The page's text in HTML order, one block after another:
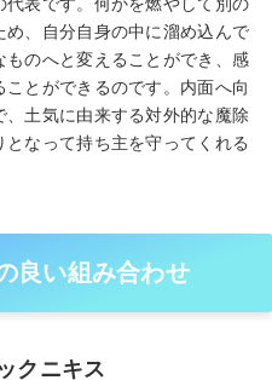
、自分自身の中に溜め込んで
ものへと変えることができ、感
とができるのです。内面へ向
土気に由来する対外的な魔除
なって持ち主を守ってくれる
良い組み合わせ
クニキス